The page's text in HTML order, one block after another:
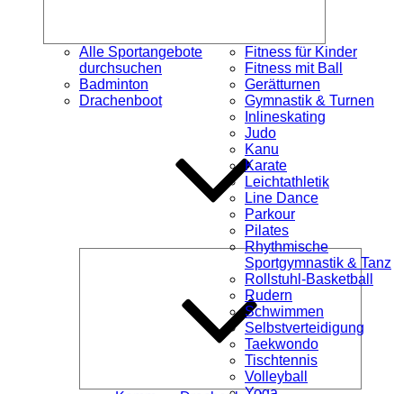
Alle Sportangebote
durchsuchen
Badminton
Drachenboot
öffnen
Fitness für Kinder
Fitness mit Ball
Gerätturnen
Gymnastik & Turnen
Inlineskating
Judo
Kanu
Karate
Leichtathletik
Line Dance
Parkour
Pilates
Rhythmische
Sportgymnastik & Tanz
Rollstuhl-Basketball
Rudern
Schwimmen
Selbstverteidigung
Taekwondo
Tischtennis
Volleyball